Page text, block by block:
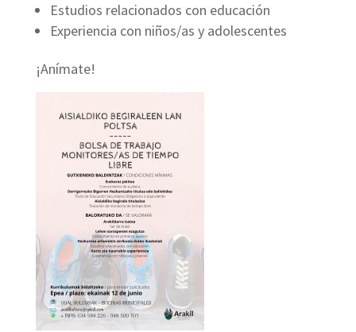
Estudios relacionados con educación
Experiencia con niños/as y adolescentes
¡Anímate!